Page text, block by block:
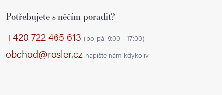
Potřebujete s něčím poradit?
+420 722 465 613 (po-pá: 9:00 - 17:00)
obchod@rosler.cz napište nám kdykoliv